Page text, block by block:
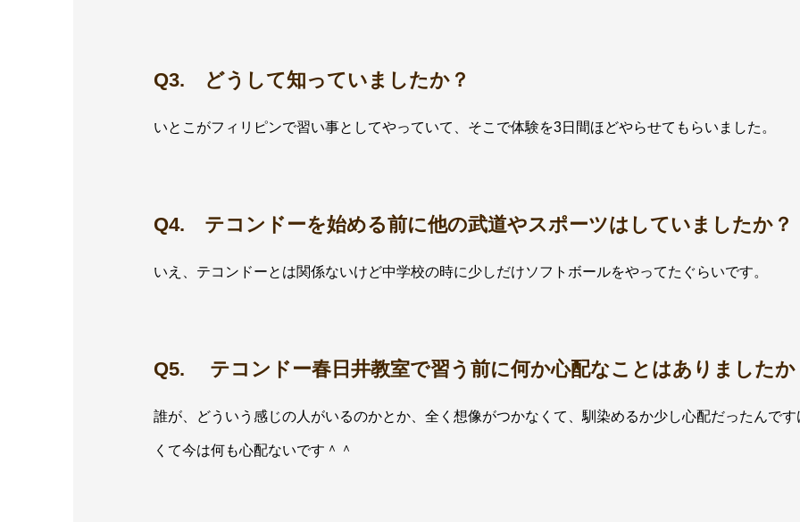
Q3. どうして知っていましたか？
いとこがフィリピンで習い事としてやっていて、そこで体験を3日間ほどやらせてもらいました。
Q4. テコンドーを始める前に他の武道やスポーツはしていましたか？
いえ、テコンドーとは関係ないけど中学校の時に少しだけソフトボールをやってたぐらいです。
Q5. テコンドー春日井教室で習う前に何か心配なことはありましたか
誰が、どういう感じの人がいるのかとか、全く想像がつかなくて、馴染めるか少し心配だったんで
くて今は何も心配ないです＾＾